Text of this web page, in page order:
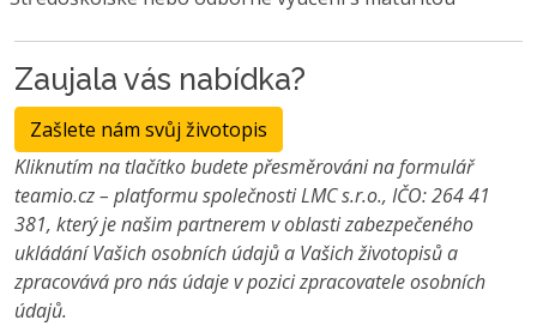
Zaujala vás nabídka?
Zašlete nám svůj životopis
Kliknutím na tlačítko budete přesměrováni na formulář
teamio.cz – platformu společnosti LMC s.r.o., IČO: 264 41
381, který je našim partnerem v oblasti zabezpečeného
ukládání Vašich osobních údajů a Vašich životopisů a
zpracovává pro nás údaje v pozici zpracovatele osobních
údajů.